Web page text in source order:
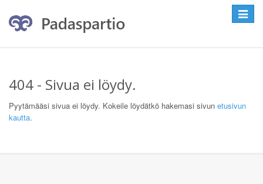
Toggle
404 - Sivua ei löydy.
Pyytämääsi sivua ei löydy. Kokeile löydätkö hakemasi sivun etusivun
kautta.